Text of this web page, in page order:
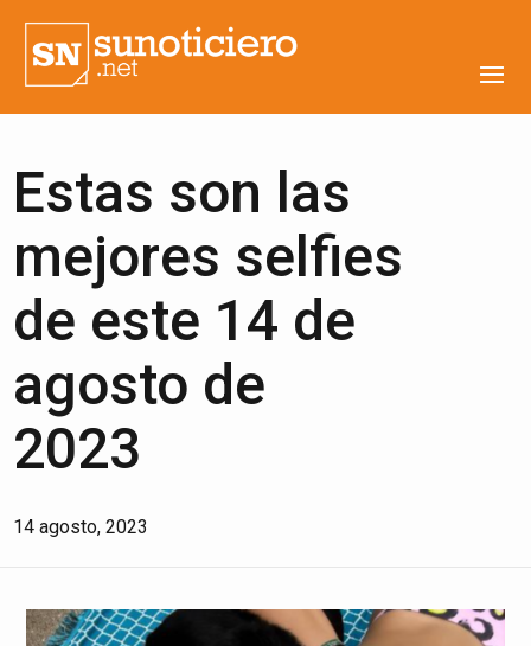
Estas son las
mejores selfies
de este 14 de
agosto de
2023
14 agosto, 2023